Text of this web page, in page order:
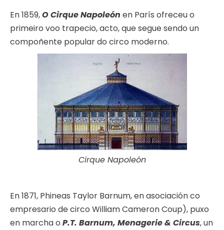
En 1859,O Cirque Napoleón en París ofreceu o
primeiro voo trapecio, acto, que segue sendo un
compoñente popular do circo moderno.
Cirque Napoleón
En 1871, Phineas Taylor Barnum, en asociación co
empresario de circo William Cameron Coup), puxo
en marcha o P.T. Barnum, Menagerie & Circus, un